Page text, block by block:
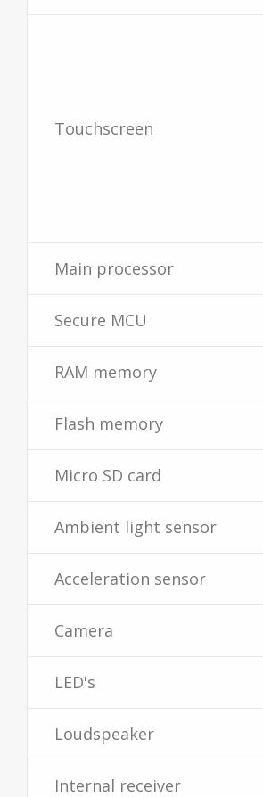
Touchscreen
Main processor
Secure MCU
RAM memory
Flash memory
Micro SD card
Ambient light sensor
Acceleration sensor
Camera
LED's
Loudspeaker
Internal receiver